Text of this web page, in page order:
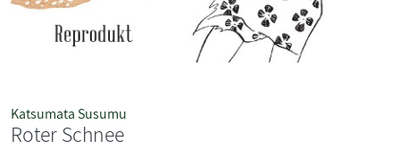
Katsumata Susumu
Roter Schnee